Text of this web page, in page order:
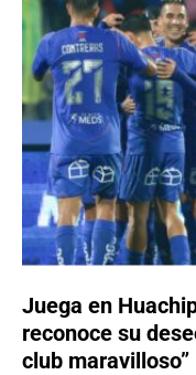
Juega en
reconoce su
club maravilloso”